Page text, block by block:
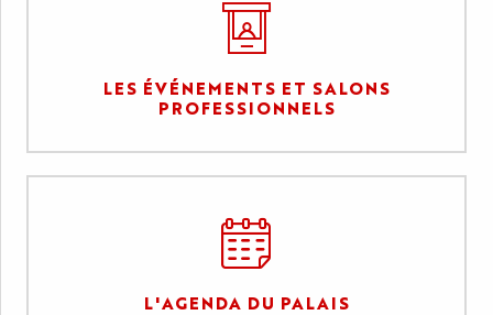
LES ÉVÉNEMENTS ET SALONS
PROFESSIONNELS
L'AGENDA DU PALAIS